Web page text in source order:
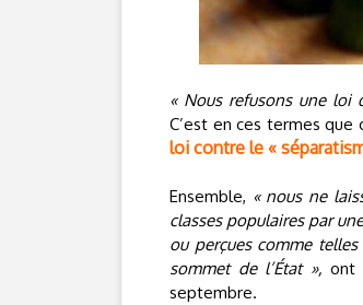
« Nous refusons une loi
C’est en ces termes que
loi contre le «
Ensemble, « nous ne
classes populaires par
ou perçues comme
sommet de l’État », ont
septembre.